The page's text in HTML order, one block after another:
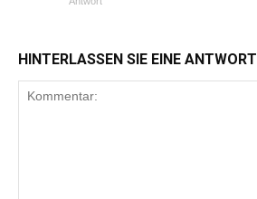
HINTERLASSEN SIE EINE ANTWORT